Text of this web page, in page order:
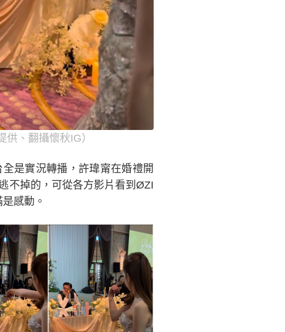
、翻攝懷秋IG）
是實況轉播，許瑋甯在婚禮開
不掉的，可從各方影片看到ØZI
感動。